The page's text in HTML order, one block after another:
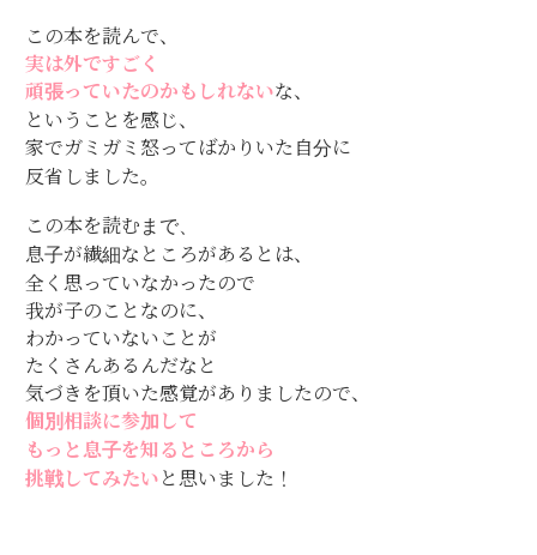
この本を読んで、
実は外ですごく
頑張っていたのかもしれないな、
ということを感じ、
家でガミガミ怒ってばかりいた自分に
反省しました。
この本を読むまで、
息子が繊細なところがあるとは、
全く思っていなかったので
我が子のことなのに、
わかっていないことが
たくさんあるんだなと
気づきを頂いた感覚がありましたので、
個別相談に参加して
もっと息子を知るところから
挑戦してみたい と思いました！